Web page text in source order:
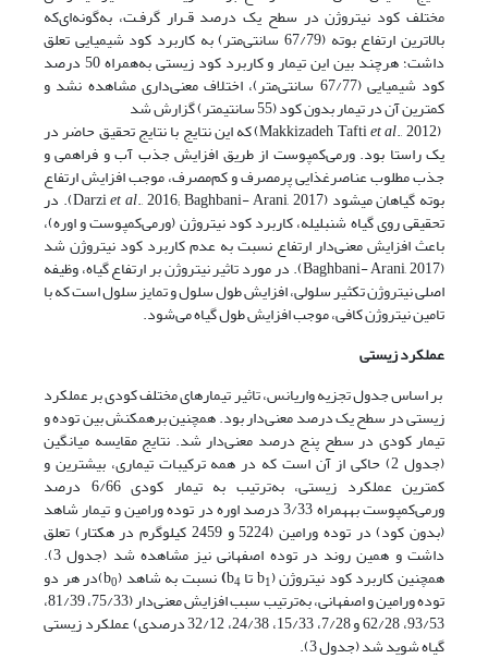
مختلف کود نیتروژن در سطح یک درصد قـرار گرفـت، به‌گونه‌ای‌که
بالاترین ارتفاع بوته (67/79 سانتی‌متر) به کاربرد کود شیمیایی تعلق
داشت؛ هرچند بین این تیمار و کاربرد کود زیستی به‌همراه 50 درصد
کود شیمیایی (67/77 سانتی‌متر)، اختلاف معنی‌داری مشاهده نشد و
کمترین آن در تیمار بدون کود (55 سانتیمتر) گزارش شد
(Makkizadeh Tafti
et al ., 2012) که این نتایج با نتایج تحقیق حاضر در
یک راستا بود. ورمی‌کمپوست از طریق افزایش جذب آب و فراهمی و
جذب مطلوب عناصرغذایی پرمصرف و کم‌مصرف، موجب افزایش ارتفاع
بوته گیاهان می­شود (Darzi et al ., 2016; Baghbani- Arani, 2017). در
تحقیقی روی گیاه شنبلیله، کاربرد کود نیتروژن (ورمی‌کمپوست و اوره)،
باعث افزایش معنی‌دار ارتفاع نسبت به عدم کاربرد کود نیتروژن شد
(Baghbani- Arani, 2017). در مورد تاثیر نیتروژن بر ارتفاع گیاه، وظیفه
اصلی نیتروژن تکثیر سلولی، افزایش طول سلول و تمایز سلول است که با
تامین نیتروژن کافی، موجب افزایش طول گیاه می‌شود.
عملکردزیستی
بر اساس جدول تجزیه واریانس، تاثیر تیمارهای مختلف کودی بر عملکرد
زیستی در سطح یک درصد معنی‌دار بود. همچنین برهمکنش بین توده و
تیمار کودی در سطح پنج درصد معنی‌دار شد. نتایج مقایسه میانگین
(جدول 2) حاکی از آن است که در همه ترکیبات تیماری، بیشترین و
کمترین عملکرد زیستی، به‌ترتیب به تیمار کودی 6/66 درصد
ورمی‌کمپوست به‎همراه 3/33 درصد اوره در توده ورامین و تیمار شاهد
(بدون کود) در توده ورامین (5224 و 2459 کیلوگرم در هکتار) تعلق
داشت و همین روند در توده اصفهانی نیز مشاهده شد (جدول 3).
همچنین کاربرد کود نیتروژن (b1 تا b4
)نسبت به شاهد (b0 )در هر دو
توده ورامین و اصفهانی، به‌ترتیب سبب افزایش معنی‌دار (75/33، 81/39،
93/53، 62/28 و 7/28، 15/33، 24/38، 32/12 درصدی) عملکرد زیستی
گیاه شوید شد (جدول 3).